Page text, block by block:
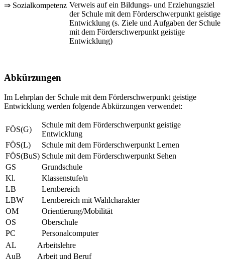
⇒ Sozialkompetenz Verweis auf ein Bildungs- und Erziehungsziel
der Schule mit dem Förderschwerpunkt geistige
Entwicklung (s. Ziele und Aufgaben der Schule
mit dem Förderschwerpunkt geistige
Entwicklung)
Abkürzungen
Im Lehrplan der Schule mit dem Förderschwerpunkt geistige
Entwicklung werden folgende Abkürzungen verwendet:
FÖS(G)
Schule mit dem Förderschwerpunkt geistige
Entwicklung
FÖS(L)
Schule mit dem Förderschwerpunkt Lernen
FÖS(BuS) Schule mit dem Förderschwerpunkt Sehen
GS
Grundschule
Kl.
Klassenstufe/n
LB
Lernbereich
LBW
Lernbereich mit Wahlcharakter
OM
Orientierung/Mobilität
OS
Oberschule
PC
Personalcomputer
AL
Arbeitslehre
AuB
Arbeit und Beruf